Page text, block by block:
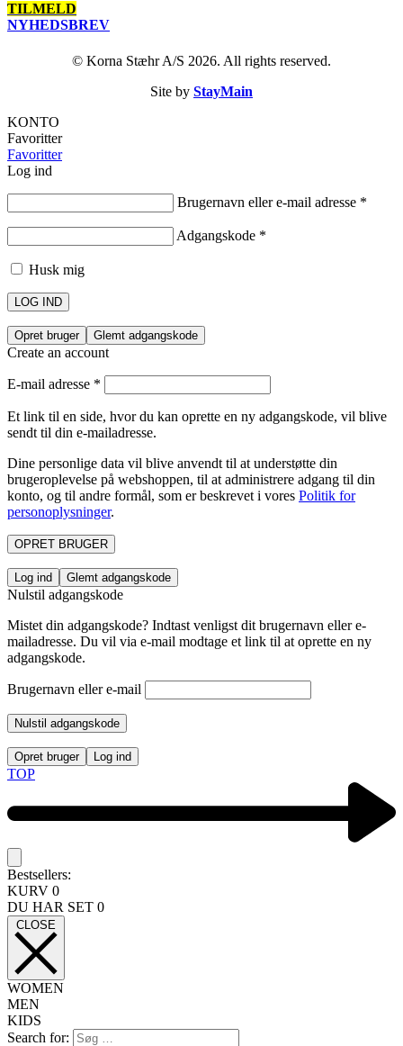
TILMELD
NYHEDSBREV
© Korna Stæhr A/S 2026. All rights reserved.
Site by StayMain
KONTO
Favoritter
Favoritter
Log ind
Brugernavn eller e-mail adresse *
Adgangskode *
Husk mig
LOG IND
Opret bruger Glemt adgangskode
Create an account
E-mail adresse *
Et link til en side, hvor du kan oprette en ny adgangskode, vil blive
sendt til din e-mailadresse.
Dine personlige data vil blive anvendt til at understøtte din
brugeroplevelse på webshoppen, til at administrere adgang til din
konto, og til andre formål, som er beskrevet i vores Politik for
personoplysninger.
OPRET BRUGER
Log ind Glemt adgangskode
Nulstil adgangskode
Mistet din adgangskode? Indtast venligst dit brugernavn eller e-
mailadresse. Du vil via e-mail modtage et link til at oprette en ny
adgangskode.
Brugernavn eller e-mail
Nulstil adgangskode
Opret bruger Log ind
TOP
Bestsellers:
KURV 0
DU HAR SET 0
CLOSE
WOMEN
MEN
KIDS
Search for: